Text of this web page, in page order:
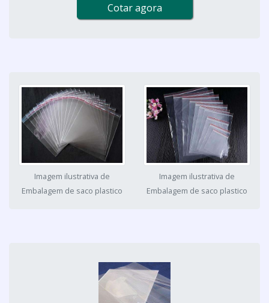
Cotar agora
Imagem ilustrativa de
Embalagem de saco plastico
Imagem ilustrativa de
Embalagem de saco plastico